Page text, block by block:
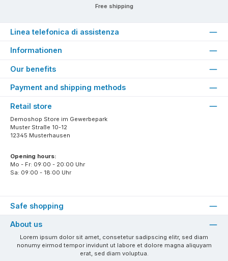
Free shipping
Linea telefonica di assistenza
Informationen
Our benefits
Payment and shipping methods
Safe shopping
Retail store
Demoshop Store im Gewerbepark
Muster Straße 10-12
12345 Musterhausen
Opening hours:
Mo - Fr: 09:00 - 20:00 Uhr
Sa: 09:00 - 18:00 Uhr
About us
Lorem ipsum dolor sit amet, consetetur sadipscing elitr, sed diam
nonumy eirmod tempor invidunt ut labore et dolore magna aliquyam
erat, sed diam voluptua.